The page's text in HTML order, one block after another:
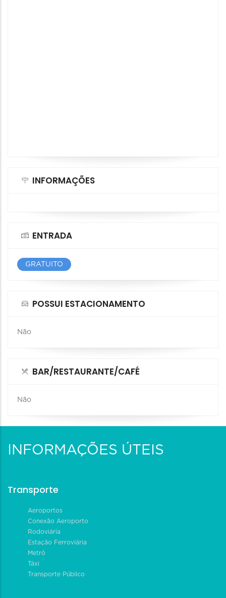
INFORMAÇÕES
ENTRADA
GRATUITO
POSSUI ESTACIONAMENTO
Não
BAR/RESTAURANTE/CAFÉ
Não
INFORMAÇÕES ÚTEIS
Transporte
Aeroportos
Conexão Aeroporto
Rodoviária
Estação Ferroviária
Metrô
Táxi
Transporte Público